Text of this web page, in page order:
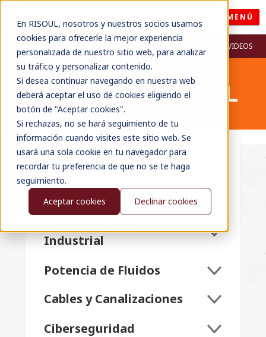
En RISOUL, nosotros y nuestros socios usamos
cookies para ofrecerle la mejor experiencia
personalizada de nuestro sitio web, para analizar
su tráfico y personalizar contenido.
Si desea continuar navegando en nuestra web
deberá aceptar el uso de cookies eligiendo el
botón de "Aceptar cookies".
Si rechazas, no se hará seguimiento de tu
información cuando visites este sitio web. Se
usará una sola cookie en tu navegador para
recordar tu preferencia de que no se te haga
seguimiento.
Aceptar cookies
Declinar cookies
MENÚ
RECURSOS WEBINARS VIDEOS
BLOG DE RISOUL
Categorías
Todos
Industrial
Potencia de Fluidos
Cables y Canalizaciones
Ciberseguridad